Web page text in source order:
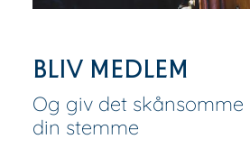
Bliv medlem
Og giv det skånsomme
din stemme